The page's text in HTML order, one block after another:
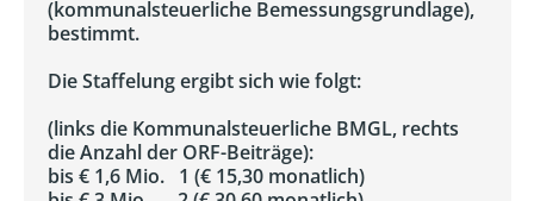
(kommunalsteuerliche Bemessungsgrundlage),
bestimmt.
Die Staffelung ergibt sich wie folgt:
(links die Kommunalsteuerliche BMGL, rechts
die Anzahl der ORF-Beiträge):
bis € 1,6 Mio. 1 (€ 15,30 monatlich)